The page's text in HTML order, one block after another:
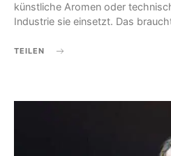
künstliche Aromen oder
Industrie sie einsetzt. Das
TEILEN